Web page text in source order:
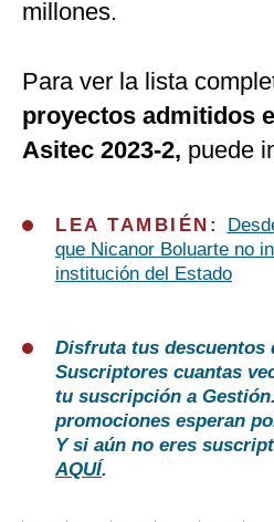
millones.
Para ver la lista
proyectos admitidos
Asitec 2023-2, puede
LEA TAMBIÉN:
que Nicanor Boluarte no
institución del Estado
Disfruta tus descuentos
Suscriptores cuantas
tu suscripción a
promociones esperan
Y si aún no eres
AQUÍ.